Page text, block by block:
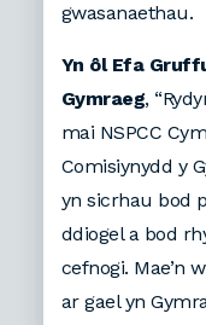
gwasanaethau.
Yn ôl Efa
Gymraeg,
mai NSPCC
Comisiynydd y
yn sicrhau bod
ddiogel a bod
cefnogi. Mae’n
ar gael yn